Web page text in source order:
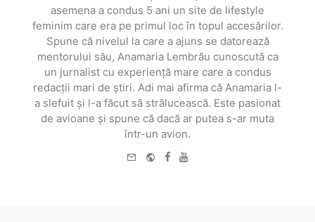
asemena a condus 5 ani un site de lifestyle
feminim care era pe primul loc în topul accesărilor.
Spune că nivelul la care a ajuns se datorează
mentorului său, Anamaria Lembrău cunoscută ca
un jurnalist cu experiență mare care a condus
redacții mari de știri. Adi mai afirma că Anamaria l-
a slefuit și l-a făcut să strălucească. Este pasionat
de avioane și spune că dacă ar putea s-ar muta
într-un avion.
e-
WebsiteFacebook